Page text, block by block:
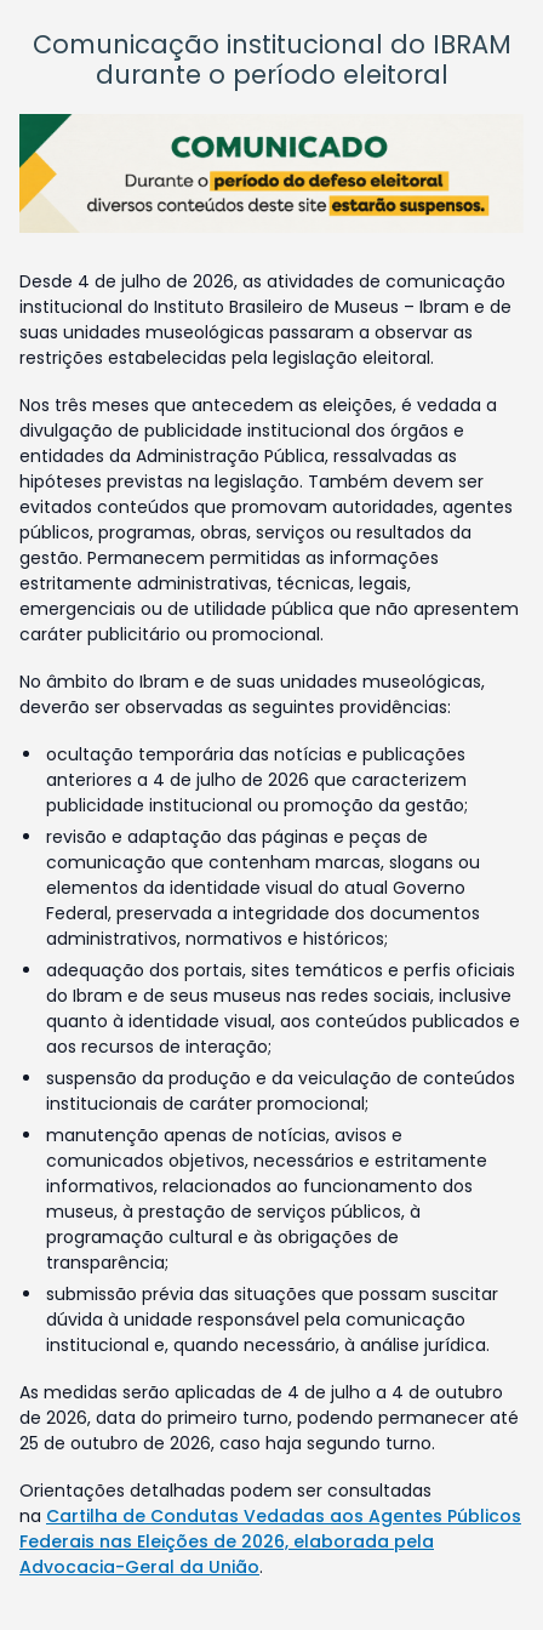
Comunicação institucional do IBRAM
durante o período eleitoral
Desde 4 de julho de 2026, as atividades de comunicação
institucional do Instituto Brasileiro de Museus – Ibram e de
suas unidades museológicas passaram a observar as
restrições estabelecidas pela legislação eleitoral.
Nos três meses que antecedem as eleições, é vedada a
divulgação de publicidade institucional dos órgãos e
entidades da Administração Pública, ressalvadas as
hipóteses previstas na legislação. Também devem ser
evitados conteúdos que promovam autoridades, agentes
públicos, programas, obras, serviços ou resultados da
gestão. Permanecem permitidas as informações
estritamente administrativas, técnicas, legais,
emergenciais ou de utilidade pública que não apresentem
caráter publicitário ou promocional.
No âmbito do Ibram e de suas unidades museológicas,
deverão ser observadas as seguintes providências:
ocultação temporária das notícias e publicações
anteriores a 4 de julho de 2026 que caracterizem
publicidade institucional ou promoção da gestão;
revisão e adaptação das páginas e peças de
comunicação que contenham marcas, slogans ou
elementos da identidade visual do atual Governo
Federal, preservada a integridade dos documentos
administrativos, normativos e históricos;
adequação dos portais, sites temáticos e perfis oficiais
do Ibram e de seus museus nas redes sociais, inclusive
quanto à identidade visual, aos conteúdos publicados e
aos recursos de interação;
suspensão da produção e da veiculação de conteúdos
institucionais de caráter promocional;
manutenção apenas de notícias, avisos e
comunicados objetivos, necessários e estritamente
informativos, relacionados ao funcionamento dos
museus, à prestação de serviços públicos, à
programação cultural e às obrigações de
transparência;
submissão prévia das situações que possam suscitar
dúvida à unidade responsável pela comunicação
institucional e, quando necessário, à análise jurídica.
As medidas serão aplicadas de 4 de julho a 4 de outubro
de 2026, data do primeiro turno, podendo permanecer até
25 de outubro de 2026, caso haja segundo turno.
Orientações detalhadas podem ser consultadas
na Cartilha de Condutas Vedadas aos Agentes Públicos
Federais nas Eleições de 2026, elaborada pela
Advocacia-Geral da União.